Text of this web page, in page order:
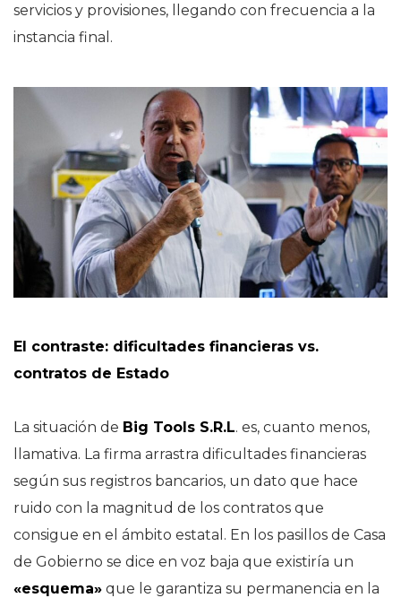
servicios y provisiones, llegando con frecuencia a la
instancia final.
El contraste: dificultades financieras vs.
contratos de Estado
La situación de Big Tools S.R.L. es, cuanto menos,
llamativa. La firma arrastra dificultades financieras
según sus registros bancarios, un dato que hace
ruido con la magnitud de los contratos que
consigue en el ámbito estatal. En los pasillos de Casa
de Gobierno se dice en voz baja que existiría un
«esquema» que le garantiza su permanencia en la